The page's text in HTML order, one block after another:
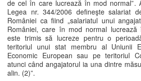
de cel în care lucrează în mod
Legea nr. 344/2006 defineşte salariat
României ca fiind „salariatul unui
României, care în mod normal
este trimis să lucreze pentru o
teritoriul unui stat membru al Uniunii
Economic European sau pe teritoriul
atunci când angajatorul ia una dintre
alin. (2)”.